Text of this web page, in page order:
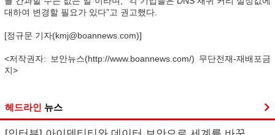
대하여 변경할 필요가 있다”고 권고했다.
[정규문 기자(kmj@boannews.com)]
<저작권자: 보안뉴스(http://www.boannews.com/) 무단전재-재배포금
지>
헤드라인 뉴스